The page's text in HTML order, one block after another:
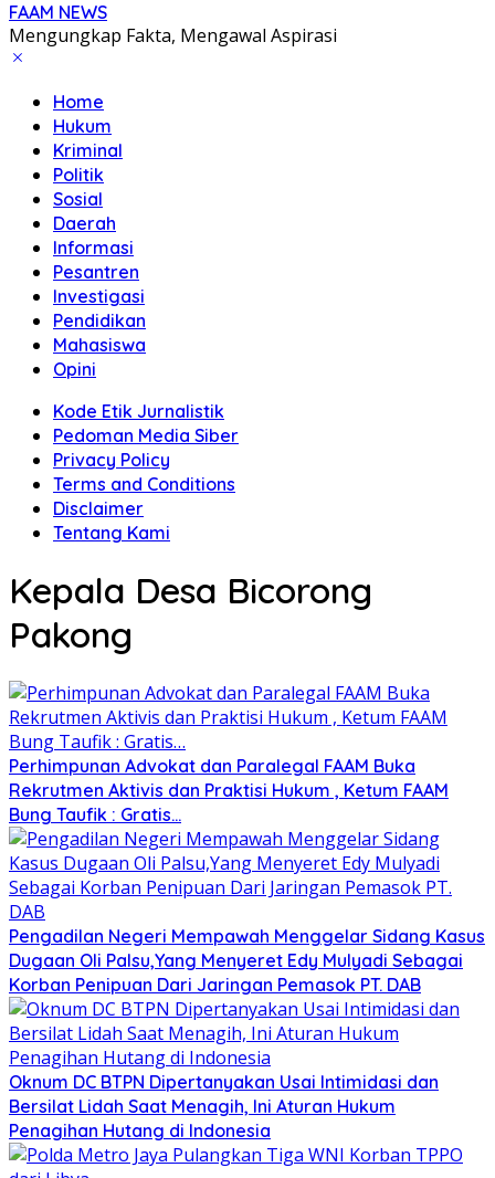
FAAM NEWS
Mengungkap Fakta, Mengawal Aspirasi
Home
Hukum
Kriminal
Politik
Sosial
Daerah
Informasi
Pesantren
Investigasi
Pendidikan
Mahasiswa
Opini
Kode Etik Jurnalistik
Pedoman Media Siber
Privacy Policy
Terms and Conditions
Disclaimer
Tentang Kami
Kepala Desa Bicorong
Pakong
Perhimpunan Advokat dan Paralegal FAAM Buka
Rekrutmen Aktivis dan Praktisi Hukum , Ketum FAAM
Bung Taufik : Gratis…
Pengadilan Negeri Mempawah Menggelar Sidang Kasus
Dugaan Oli Palsu,Yang Menyeret Edy Mulyadi Sebagai
Korban Penipuan Dari Jaringan Pemasok PT. DAB
Oknum DC BTPN Dipertanyakan Usai Intimidasi dan
Bersilat Lidah Saat Menagih, Ini Aturan Hukum
Penagihan Hutang di Indonesia